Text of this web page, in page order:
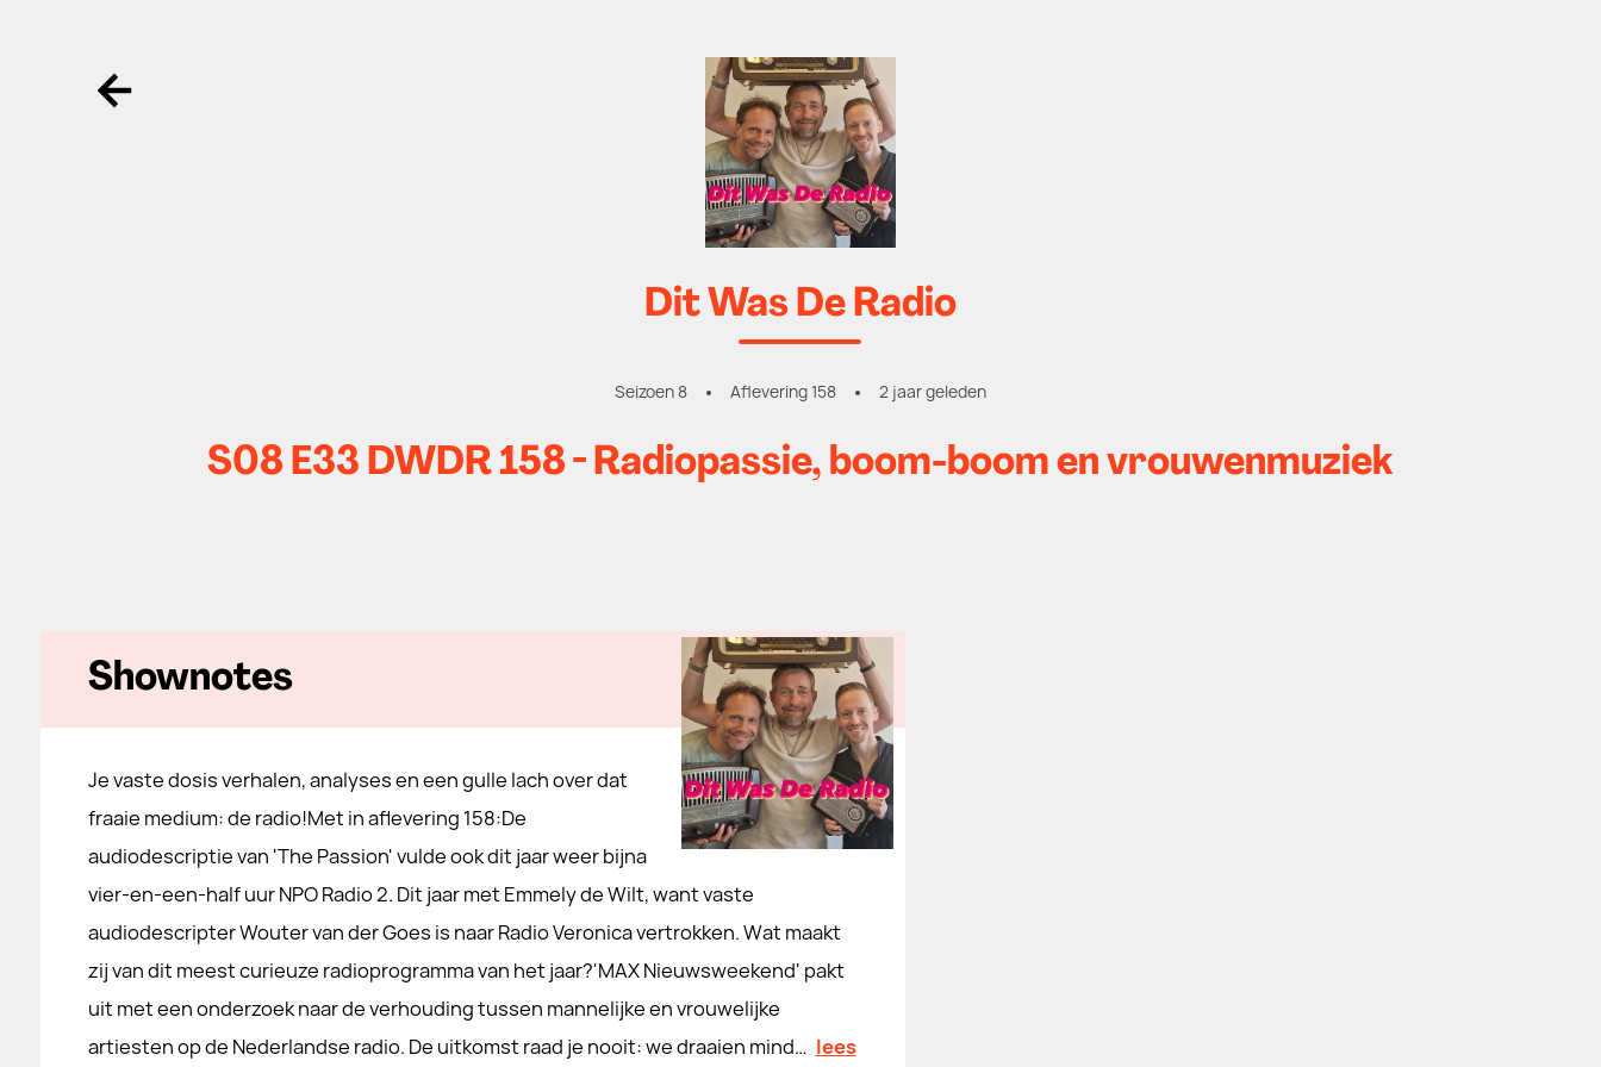
Ga terug
Dit Was De Radio
Seizoen 8 Aflevering 158 2 jaar geleden
S08 E33 DWDR 158 - Radiopassie, boom-boom en vrouwenmuziek
Shownotes
Je vaste dosis verhalen, analyses en een gulle lach over dat
fraaie medium: de radio!Met in aflevering 158:De
audiodescriptie van 'The Passion' vulde ook dit jaar weer bijna
vier-en-een-half uur NPO Radio 2. Dit jaar met Emmely de Wilt, want vaste
audiodescripter Wouter van der Goes is naar Radio Veronica vertrokken. Wat maakt
zij van dit meest curieuze radioprogramma van het jaar?'MAX Nieuwsweekend' pakt
uit met een onderzoek naar de verhouding tussen mannelijke en vrouwelijke
artiesten op de Nederlandse radio. De uitkomst raad je nooit: we draaien mind… lees